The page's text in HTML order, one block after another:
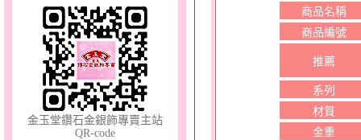
天真Rody～金銀鋼套鍊
金玉堂鑽石金銀飾專賣主站
QR-code
商品名稱
商品編號
推薦
系列
材質
金重